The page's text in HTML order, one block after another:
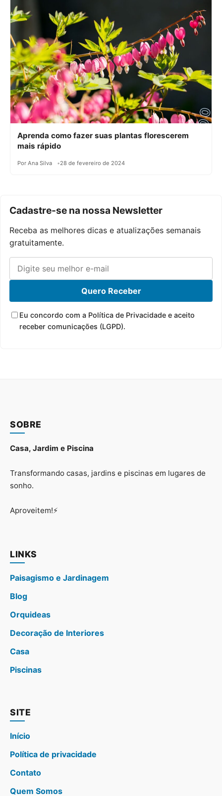
Aprenda como fazer suas plantas florescerem
mais rápido
Por Ana Silva 28 de fevereiro de 2024
Cadastre-se na nossa Newsletter
Receba as melhores dicas e atualizações semanais
gratuitamente.
Quero Receber
Eu concordo com a Política de Privacidade e aceito
receber comunicações (LGPD).
SOBRE
Casa, Jardim e Piscina
Transformando casas, jardins e piscinas em lugares de
sonho.
Aproveitem!⚡
LINKS
Paisagismo e Jardinagem
Blog
Orquideas
Decoração de Interiores
Casa
Piscinas
SITE
Início
Política de privacidade
Contato
Quem Somos